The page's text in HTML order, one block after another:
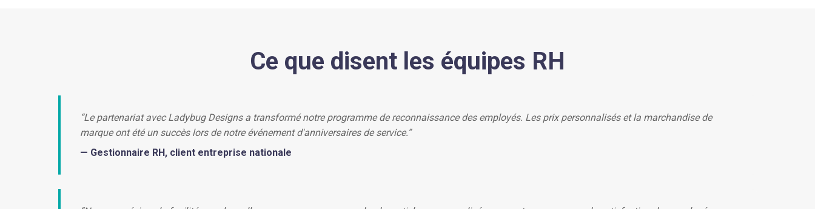
Ce que disent les équipes RH
“Le partenariat avec Ladybug Designs a transformé notre programme de reconnaissance des employés. Les prix personnalisés et la marchandise de
marque ont été un succès lors de notre événement d'anniversaires de service.”
— Gestionnaire RH, client entreprise nationale